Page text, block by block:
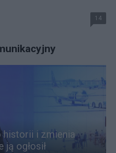
14
historii i zmienia
ją ogłosił